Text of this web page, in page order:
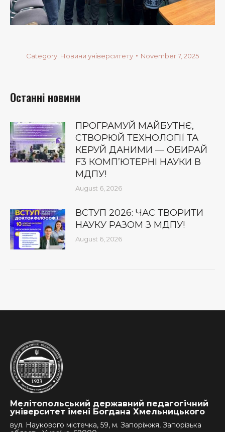
Category: Новини університету November 7, 2025
Останні новини
ПРОГРАМУЙ МАЙБУТНЄ,
СТВОРЮЙ ТЕХНОЛОГІЇ ТА
КЕРУЙ ДАНИМИ — ОБИРАЙ
F3 КОМП’ЮТЕРНІ НАУКИ В
МДПУ!
August 6, 2026
ВСТУП 2026: ЧАС ТВОРИТИ
НАУКУ РАЗОМ З МДПУ!
August 6, 2026
Мелітопольський державний педагогічний
університет імені Богдана Хмельницького
вул. Наукового містечка, 59, м. Запоріжжя, Запорізька